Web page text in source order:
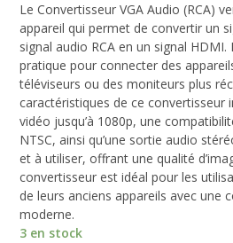
Le Convertisseur VGA Audio (RCA)
appareil qui permet de convertir un
signal audio RCA en un signal
pratique pour connecter des
téléviseurs ou des moniteurs plus
caractéristiques de ce convertisseur
vidéo jusqu’à 1080p, une
NTSC, ainsi qu’une sortie audio
et à utiliser, offrant une qualité
convertisseur est idéal pour les
de leurs anciens appareils avec une
moderne.
3 en stock